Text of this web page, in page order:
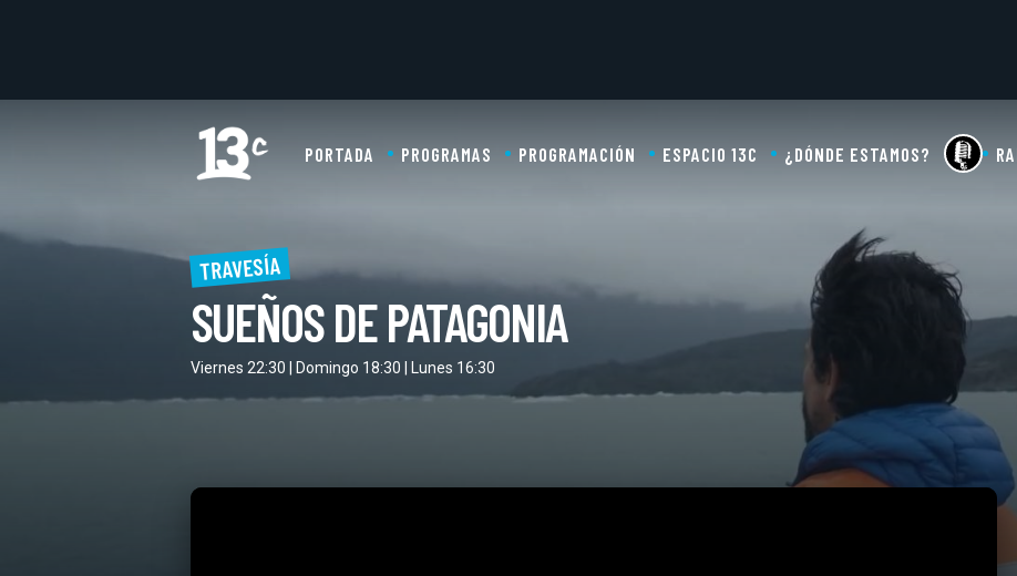
PORTADA PROGRAMAS PROGRAMACIÓN ESPACIO 13C ¿DÓNDE ESTAMOS?
TRAVESÍA
SUEÑOS DE PATAGONIA
Viernes 22:30 | Domingo 18:30 | Lunes 16:30